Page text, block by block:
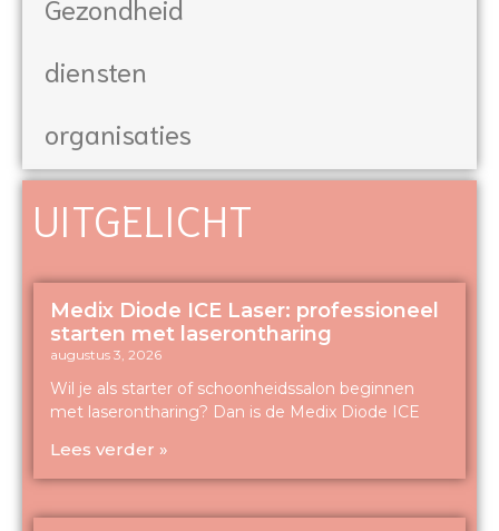
Gezondheid
diensten
organisaties
UITGELICHT
Medix Diode ICE Laser: professioneel
starten met laserontharing
augustus 3, 2026
Wil je als starter of schoonheidssalon beginnen
met laserontharing? Dan is de Medix Diode ICE
Lees verder »